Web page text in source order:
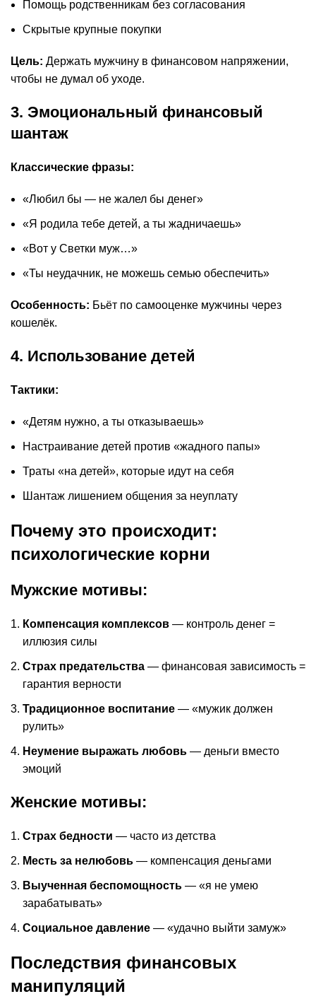
Помощь родственникам без согласования
Скрытые крупные покупки
Цель: Держать мужчину в финансовом напряжении,
чтобы не думал об уходе.
3. Эмоциональный финансовый
шантаж
Классические фразы:
«Любил бы — не жалел бы денег»
«Я родила тебе детей, а ты жадничаешь»
«Вот у Светки муж…»
«Ты неудачник, не можешь семью обеспечить»
Особенность: Бьёт по самооценке мужчины через
кошелёк.
4. Использование детей
Тактики:
«Детям нужно, а ты отказываешь»
Настраивание детей против «жадного папы»
Траты «на детей», которые идут на себя
Шантаж лишением общения за неуплату
Почему это происходит:
психологические корни
Мужские мотивы:
Компенсация комплексов — контроль денег =
иллюзия силы
Страх предательства — финансовая зависимость =
гарантия верности
Традиционное воспитание — «мужик должен
рулить»
Неумение выражать любовь — деньги вместо
эмоций
Женские мотивы:
Страх бедности — часто из детства
Месть за нелюбовь — компенсация деньгами
Выученная беспомощность — «я не умею
зарабатывать»
Социальное давление — «удачно выйти замуж»
Последствия финансовых
манипуляций